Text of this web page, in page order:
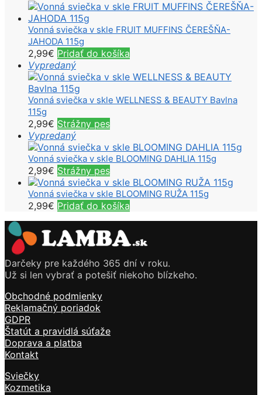
Vonná sviečka v skle FRUIT MUFFINS ČEREŠŇA-
JAHODA 115g
2,99€ Pridať do košíka
Vypredaný
Vonná sviečka v skle WELLNESS & BEAUTY Bavlna
115g
2,99€ Strážny pes
Vypredaný
Vonná sviečka v skle BLOOMING DAHLIA 115g
2,99€ Strážny pes
Vonná sviečka v skle BLOOMING RUŽA 115g
2,99€ Pridať do košíka
Darčeky pre každého 365 dní v roku.
Už si len vybrať a potešiť niekoho blízkeho.
Obchodné podmienky
Reklamačný poriadok
GDPR
Štatút a pravidlá súťaže
Doprava a platba
Kontakt
Sviečky
Kozmetika